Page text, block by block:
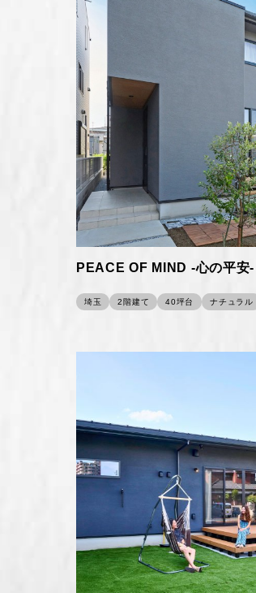
PEACE OF MIND -心の平安-
埼玉 2階建て 40坪台 ナチュラル